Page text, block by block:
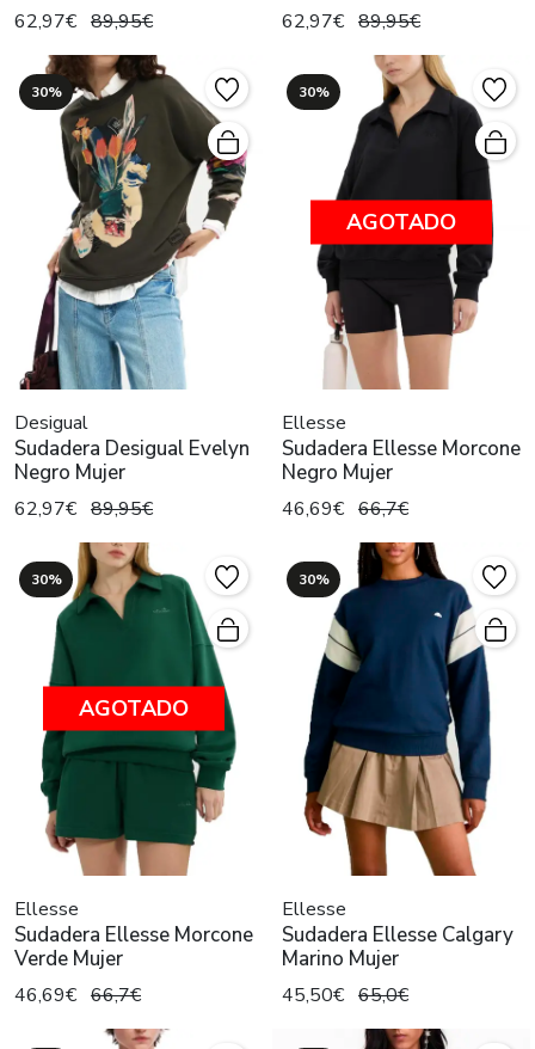
62,97€ 89,95€ 62,97€ 89,95€
30%
Desigual
Sudadera Desigual Evelyn
Negro Mujer
62,97€ 89,95€
30%
AGOTADO
Ellesse
Sudadera Ellesse Morcone
Negro Mujer
46,69€ 66,7€
30%
AGOTADO
Ellesse
Sudadera Ellesse Morcone
Verde Mujer
46,69€ 66,7€
30%
Ellesse
Sudadera Ellesse Calgary
Marino Mujer
45,50€ 65,0€